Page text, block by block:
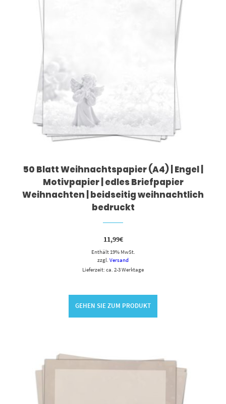
50 Blatt Weihnachtspapier (A4) | Engel |
Motivpapier | edles Briefpapier
Weihnachten | beidseitig weihnachtlich
bedruckt
11,99€
Enthält 19% MwSt.
zzgl. Versand
Lieferzeit: ca. 2-3 Werktage
GEHEN SIE ZUM PRODUKT